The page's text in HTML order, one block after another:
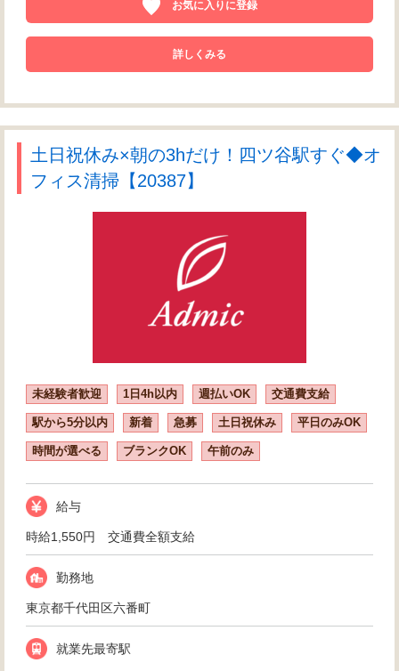
お気に入りに登録
詳しくみる
土日祝休み×朝の3hだけ！四ツ谷駅すぐ◆オ
フィス清掃【20387】
未経験者歓迎 1日4h以内 週払いOK 交通費支給
駅から5分以内 新着 急募 土日祝休み 平日のみOK
時間が選べる ブランクOK 午前のみ
給与
時給1,550円 交通費全額支給
勤務地
東京都千代田区六番町
就業先最寄駅